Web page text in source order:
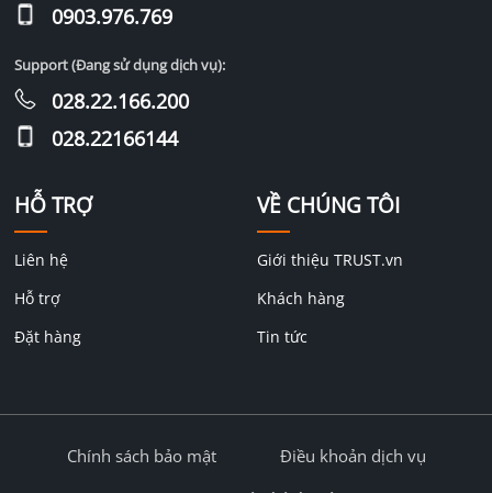
HỖ TRỢ
Liên hệ
Hỗ trợ
Đặt hàng
VỀ CHÚNG TÔI
Giới thiệu TRUST.vn
Khách hàng
Tin tức
0903.976.769
Support (Đang sử dụng dịch vụ):
028.22.166.200
028.22166144
Chính sách bảo mật Điều khoản dịch vụ